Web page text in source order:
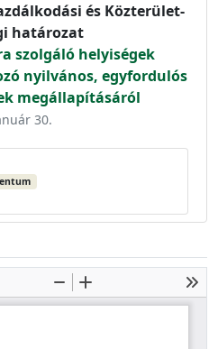
és Közterület-
határozat
szolgáló helyiségek
nyilvános, egyfordulós
megállapításáról
30.